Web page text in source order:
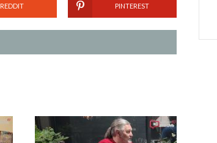
REDDIT PINTEREST